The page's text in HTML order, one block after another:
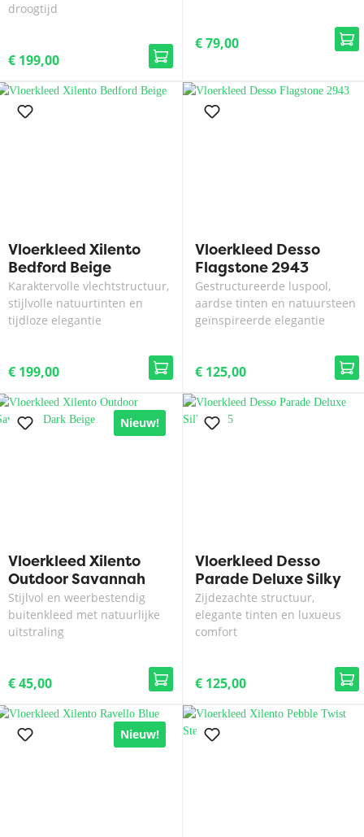
droogtijd
€ 199,00
€ 79,00
Vloerkleed Xilento
Bedford Beige
Karaktervolle vlechtstructuur,
stijlvolle natuurtinten en
tijdloze elegantie
€ 199,00
Vloerkleed Desso
Flagstone 2943
Gestructureerde luspool,
aardse tinten en natuursteen
geïnspireerde elegantie
€ 125,00
Nieuw!
Vloerkleed Xilento
Outdoor Savannah
Dark Beige
Stijlvol en weerbestendig
buitenkleed met natuurlijke
uitstraling
€ 45,00
Vloerkleed Desso
Parade Deluxe Silky
2055
Zijdezachte structuur,
elegante tinten en luxueus
comfort
€ 125,00
Nieuw!